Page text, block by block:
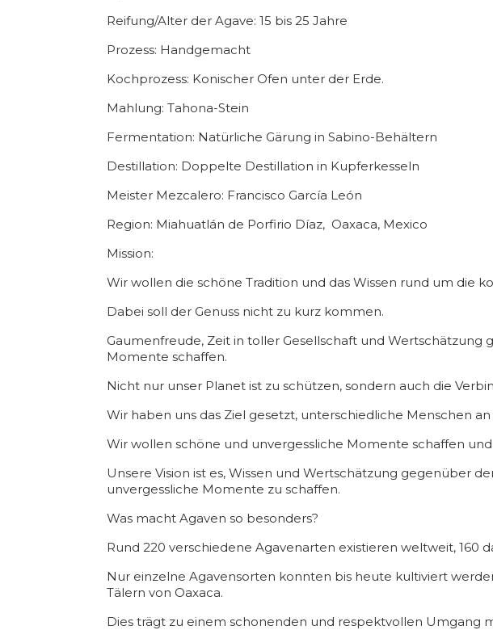
Reifung/Alter der Agave: 15 bis 25 Jahre
Prozess: Handgemacht
Kochprozess: Konischer Ofen unter der Erde.
Mahlung: Tahona-Stein
Fermentation: Natürliche Gärung in Sabino-Behältern
Destillation: Doppelte Destillation in Kupferkesseln
Meister Mezcalero: Francisco García León
Region: Miahuatlán de Porfirio Díaz, Oaxaca, Mexico
Mission:
Wir wollen die schöne Tradition und das Wissen rund um die
Dabei soll der Genuss nicht zu kurz kommen.
Gaumenfreude, Zeit in toller Gesellschaft und
Momente schaffen.
Nicht nur unser Planet ist zu schützen, sondern auch die
Wir haben uns das Ziel gesetzt, unterschiedliche Menschen
Wir wollen schöne und unvergessliche Momente schaffen
Unsere Vision ist es, Wissen und Wertschätzung gegenüber
unvergessliche Momente zu schaffen.
Was macht Agaven so besonders?
Rund 220 verschiedene Agavenarten existieren weltweit, 160
Nur einzelne Agavensorten konnten bis heute kultiviert
Tälern von Oaxaca.
Dies trägt zu einem schonenden und respektvollen